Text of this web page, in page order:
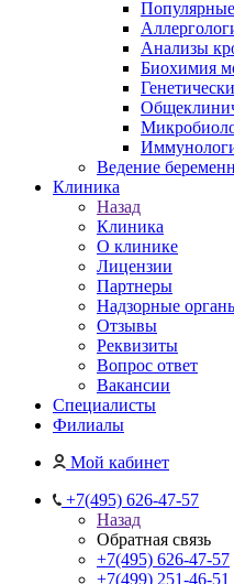
Анализы
Биохимия
Ведение
Клиника
Назад
Клиника
О клинике
Лицензии
Партнеры
Надзорные
Отзывы
Реквизиты
Вопрос ответ
Вакансии
Специалисты
Филиалы
Мой кабинет
+7(495) 626-47-57
Назад
Обратная связь
+7(495) 626-47-57
+7(499) 251-46-51